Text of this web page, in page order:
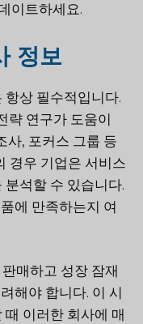
이트하세요.
정보
상 필수적입니다.
략 연구가 도움이
사, 포커스 그룹 등
경우 기업은 서비스
석할 수 있습니다.
에 만족하는지 여
매하고 성장 잠재
해야 합니다. 이 시
이러한 회사에 매